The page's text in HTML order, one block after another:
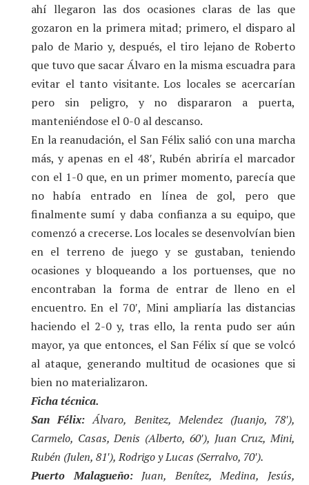
ahí llegaron las dos ocasiones claras de las que
gozaron en la primera mitad; primero, el disparo al
palo de Mario y, después, el tiro lejano de Roberto
que tuvo que sacar Álvaro en la misma escuadra para
evitar el tanto visitante. Los locales se acercarían
pero sin peligro, y no dispararon a puerta,
manteniéndose el 0-0 al descanso.
En la reanudación, el San Félix salió con una marcha
más, y apenas en el 48′, Rubén abriría el marcador
con el 1-0 que, en un primer momento, parecía que
no había entrado en línea de gol, pero que
finalmente sumí y daba confianza a su equipo, que
comenzó a crecerse. Los locales se desenvolvían bien
en el terreno de juego y se gustaban, teniendo
ocasiones y bloqueando a los portuenses, que no
encontraban la forma de entrar de lleno en el
encuentro. En el 70′, Mini ampliaría las distancias
haciendo el 2-0 y, tras ello, la renta pudo ser aún
mayor, ya que entonces, el San Félix sí que se volcó
al ataque, generando multitud de ocasiones que si
bien no materializaron.
Ficha técnica.
San Félix: Álvaro, Benitez, Melendez (Juanjo, 78′),
Carmelo, Casas, Denis (Alberto, 60′), Juan Cruz, Mini,
Rubén (Julen, 81′), Rodrigo y Lucas (Serralvo, 70′).
Puerto Malagueño:Juan, Benítez, Medina, Jesús,